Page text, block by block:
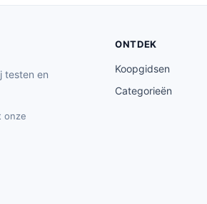
testen en
onze
ONTDEK
Koopgidsen
Categorieën